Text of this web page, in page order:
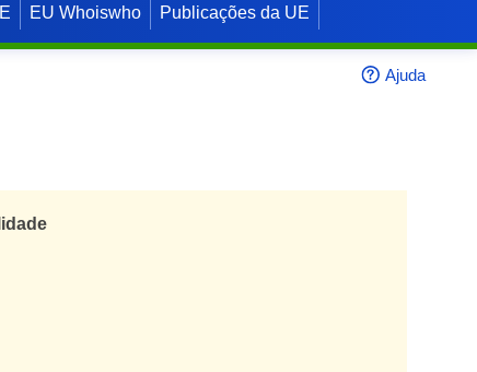
EU Whoiswho Publicações da UE
Ajuda